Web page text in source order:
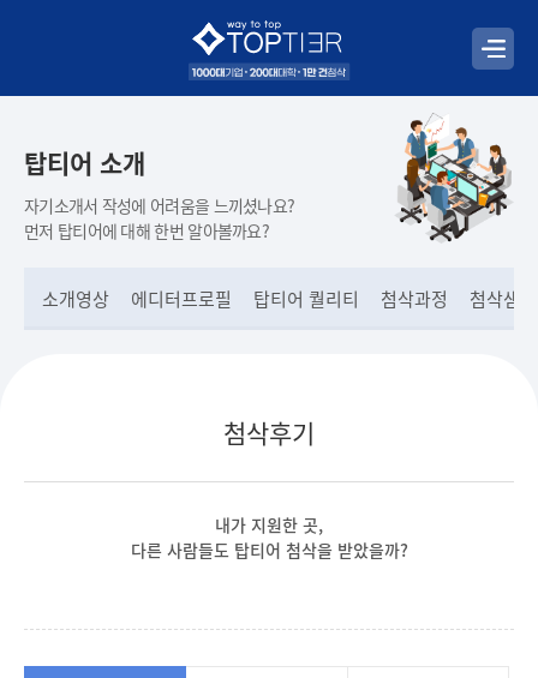
탑티어 소개
자기소개서 작성에 어려움을 느끼셨나요?
먼저 탑티어에 대해 한번 알아볼까요?
소개영상 에디터프로필 탑티어 퀄리티 첨삭과정 첨삭샘플
첨삭후기
내가 지원한 곳,
다른 사람들도 탑티어 첨삭을 받았을까?